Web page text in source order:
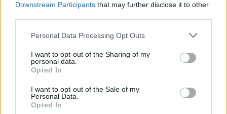
Downstream Participants that may further disclose it to other
Please note that this website/app uses one or more Google
not limited to your visit or usage behaviour. You may click to
grant or deny consent to Google and its third-party tags to
use your data for below specified purposes in below Google
consent section.
Personal Data Processing Opt Outs
I want to opt-out of the Sharing of my
personal data.
Opted In
I want to opt-out of the Sale of my
Personal Data.
Opted In
13:5013.07.16
Τραγωδία μετά το Euro 2016! Πόνταρε στη
Γαλλία και αυτοκτόνησε